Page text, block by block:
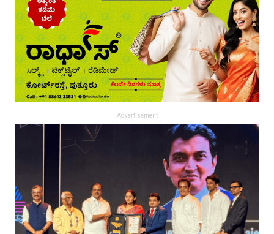
Advertisement